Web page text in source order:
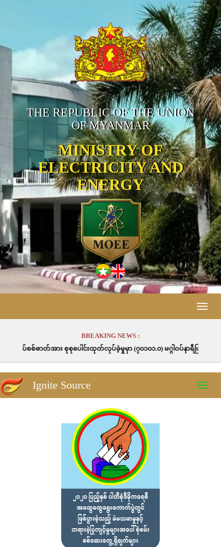
THE REPUBLIC OF THE UNION
OF MYANMAR
MINISTRY OF
ELECTRICITY AND
ENERGY
Toggle
BREAKING NEWS :
ပေါင်းထုတ်လုပ်ခဲ့မှုမှာ (၇၀၁၀၁.၀) မဂ္ဂါဝပ်နာရီဖြစ်ပါသည်။
Toggle
Ignite Source